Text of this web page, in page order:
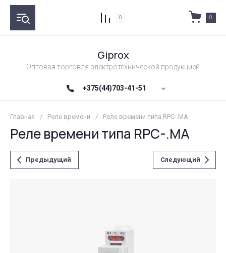
0 0
Giprox
Оптовая торговля электротехнической продукцией
+375(44)703-41-51
Главная / Реле времени / Реле времени типа RPC-.MA
Реле времени типа RPC-.MA
Предыдущий Следующий